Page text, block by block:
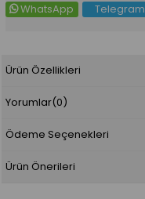
WhatsApp Telegram
Ürün Özellikleri
Yorumlar(0)
Ödeme Seçenekleri
Ürün Önerileri